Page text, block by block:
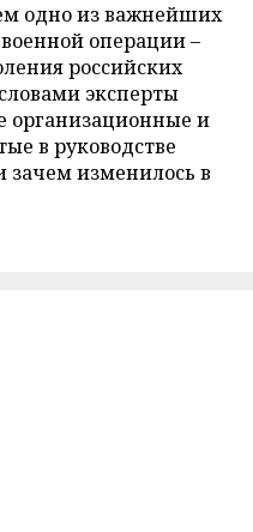
одно из важнейших
операции –
российских
эксперты
и
в руководстве
изменилось в